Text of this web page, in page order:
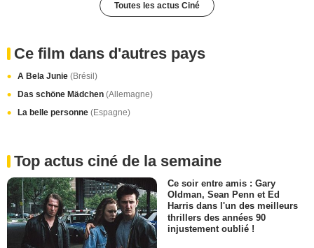
Toutes les actus Ciné
Ce film dans d'autres pays
A Bela Junie (Brésil)
Das schöne Mädchen (Allemagne)
La belle personne (Espagne)
Top actus ciné de la semaine
Ce soir entre amis : Gary
Oldman, Sean Penn et Ed
Harris dans l'un des meilleurs
thrillers des années 90
injustement oublié !